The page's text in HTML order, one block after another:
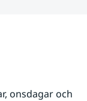
onsdagar och